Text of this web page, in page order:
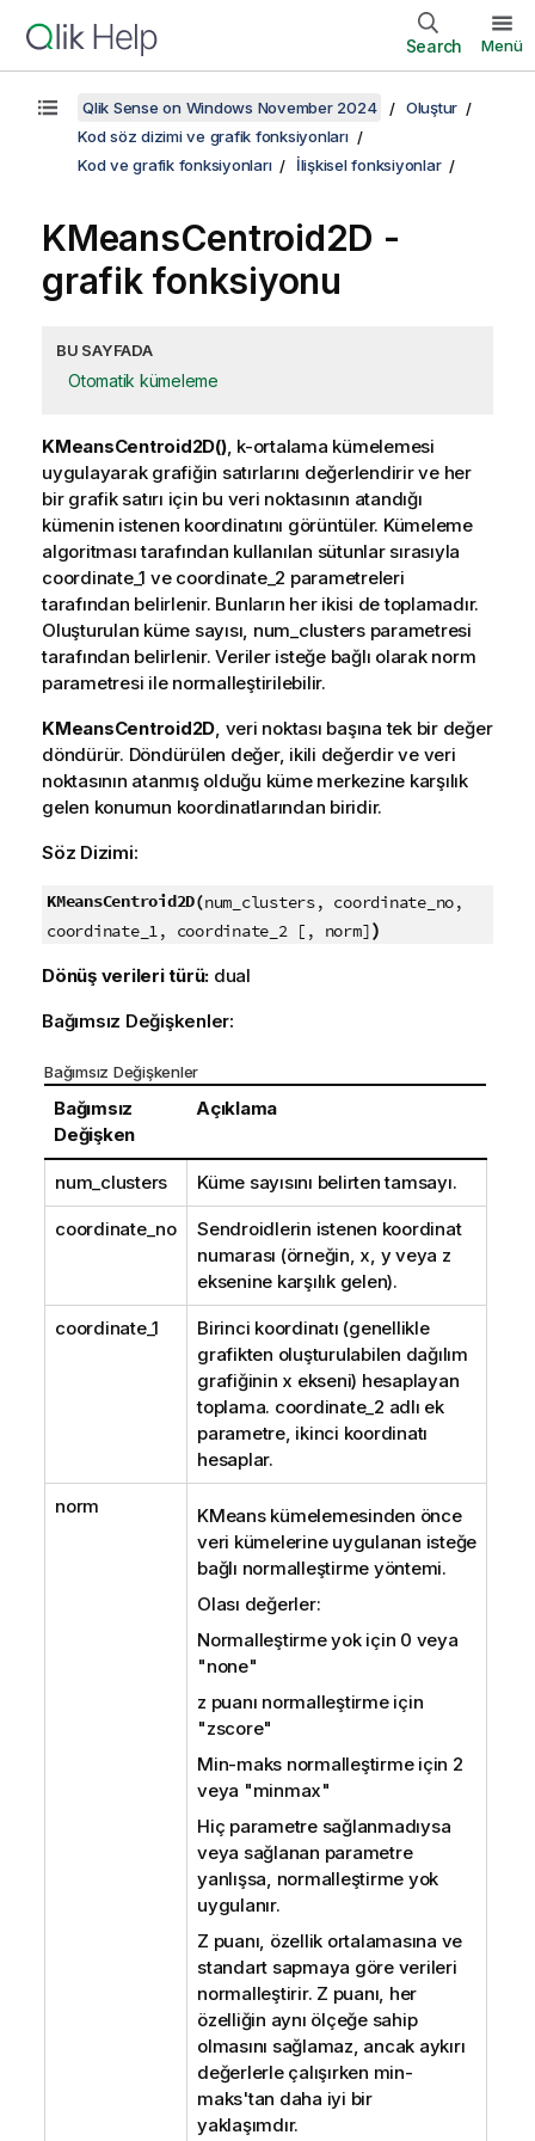
Search Menü
Qlik Sense on Windows November 2024
Oluştur
Kod söz dizimi ve grafik fonksiyonları
Kod ve grafik fonksiyonları
İlişkisel fonksiyonlar
KMeansCentroid2D -
grafik fonksiyonu
BU SAYFADA
Otomatik kümeleme
KMeansCentroid2D(), k-ortalama kümelemesi
uygulayarak grafiğin satırlarını değerlendirir ve her
bir grafik satırı için bu veri noktasının atandığı
kümenin istenen koordinatını görüntüler. Kümeleme
algoritması tarafından kullanılan sütunlar sırasıyla
coordinate_1 ve coordinate_2 parametreleri
tarafından belirlenir. Bunların her ikisi de toplamadır.
Oluşturulan küme sayısı, num_clusters parametresi
tarafından belirlenir. Veriler isteğe bağlı olarak norm
parametresi ile normalleştirilebilir.
KMeansCentroid2D, veri noktası başına tek bir değer
döndürür. Döndürülen değer, ikili değerdir ve veri
noktasının atanmış olduğu küme merkezine karşılık
gelen konumun koordinatlarından biridir.
Söz Dizimi:
KMeansCentroid2D(num_clusters, coordinate_no,
coordinate_1, coordinate_2 [, norm])
Dönüş verileri türü: dual
Bağımsız Değişkenler:
Bağımsız Değişkenler
Bağımsız
Değişken
Açıklama
num_clusters Küme sayısını belirten tamsayı.
coordinate_no
Sendroidlerin istenen koordinat
numarası (örneğin, x, y veya z
eksenine karşılık gelen).
coordinate_1
Birinci koordinatı (genellikle
grafikten oluşturulabilen dağılım
grafiğinin x ekseni) hesaplayan
toplama. coordinate_2 adlı ek
parametre, ikinci koordinatı
hesaplar.
norm
KMeans kümelemesinden önce
veri kümelerine uygulanan isteğe
bağlı normalleştirme yöntemi.
Olası değerler:
Normalleştirme yok için 0 veya
"none"
z puanı normalleştirme için
"zscore"
Min-maks normalleştirme için 2
veya "minmax"
Hiç parametre sağlanmadıysa
veya sağlanan parametre
yanlışsa, normalleştirme yok
uygulanır.
Z puanı, özellik ortalamasına ve
standart sapmaya göre verileri
normalleştirir. Z puanı, her
özelliğin aynı ölçeğe sahip
olmasını sağlamaz, ancak aykırı
değerlerle çalışırken min-
maks'tan daha iyi bir
yaklaşımdır.